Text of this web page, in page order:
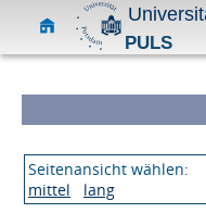
PULS
Seitenansicht wählen:
mittel
lang